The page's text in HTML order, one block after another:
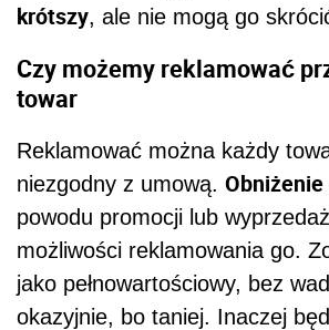
krótszy, ale nie mogą go
Czy możemy reklamować
towar
Reklamować można każdy
niezgodny z umową.
powodu promocji lub
możliwości reklamowania go.
jako pełnowartościowy, bez
okazyjnie, bo taniej. Inaczej